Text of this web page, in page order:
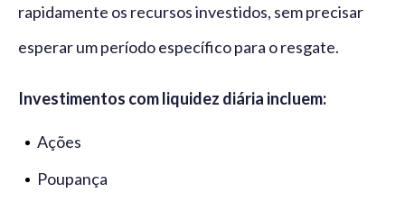
rapidamente os recursos investidos, sem precisar
esperar um período específico para o resgate.
Investimentos com liquidez diária incluem:
Ações
Poupança